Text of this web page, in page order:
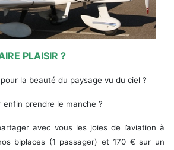
PLAISIR ?
la beauté du paysage vu du ciel ?
enfin prendre le manche ?
avec vous les joies de l’aviation à
biplaces (1 passager) et 170 € sur un